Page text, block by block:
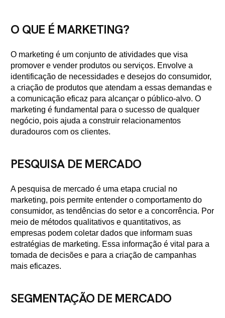
O QUE É MARKETING?
O marketing é um conjunto de atividades que visa
promover e vender produtos ou serviços. Envolve a
identificação de necessidades e desejos do consumidor,
a criação de produtos que atendam a essas demandas e
a comunicação eficaz para alcançar o público-alvo. O
marketing é fundamental para o sucesso de qualquer
negócio, pois ajuda a construir relacionamentos
duradouros com os clientes.
PESQUISA DE MERCADO
A pesquisa de mercado é uma etapa crucial no
marketing, pois permite entender o comportamento do
consumidor, as tendências do setor e a concorrência. Por
meio de métodos qualitativos e quantitativos, as
empresas podem coletar dados que informam suas
estratégias de marketing. Essa informação é vital para a
tomada de decisões e para a criação de campanhas
mais eficazes.
SEGMENTAÇÃO DE MERCADO